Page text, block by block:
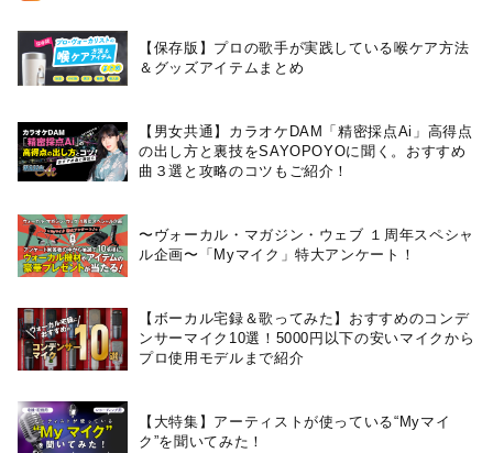
【保存版】プロの歌手が実践している喉ケア⽅法
＆グッズアイテムまとめ
【男女共通】カラオケDAM「精密採点Ai」高得点
の出し方と裏技をSAYOPOYOに聞く。おすすめ
曲３選と攻略のコツもご紹介！
〜ヴォーカル・マガジン・ウェブ １周年スペシャ
ル企画〜「Myマイク」特大アンケート！
【ボーカル宅録＆歌ってみた】おすすめのコンデ
ンサーマイク10選！5000円以下の安いマイクから
プロ使用モデルまで紹介
【大特集】アーティストが使っている“Myマイ
ク”を聞いてみた！